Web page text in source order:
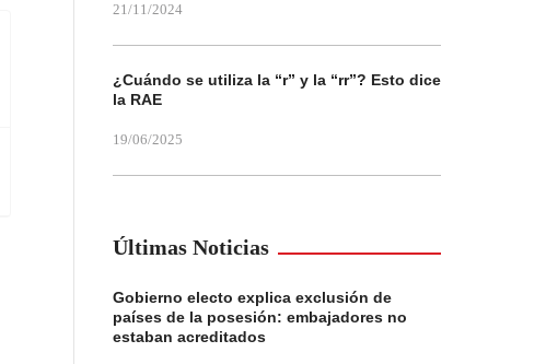
21/11/2024
¿Cuándo se utiliza la “r” y la “rr”? Esto dice
la RAE
19/06/2025
Últimas Noticias
Gobierno electo explica exclusión de
países de la posesión: embajadores no
estaban acreditados